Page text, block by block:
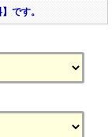
です。